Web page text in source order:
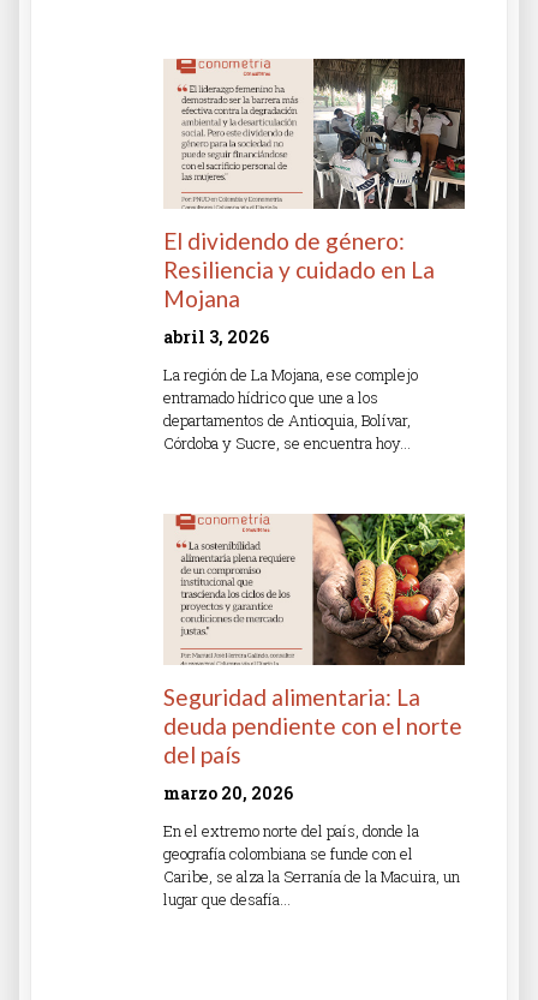
El dividendo de género:
Resiliencia y cuidado en La
Mojana
abril 3, 2026
La región de La Mojana, ese complejo
entramado hídrico que une a los
departamentos de Antioquia, Bolívar,
Córdoba y Sucre, se encuentra hoy…
Seguridad alimentaria: La
deuda pendiente con el norte
del país
marzo 20, 2026
En el extremo norte del país, donde la
geografía colombiana se funde con el
Caribe, se alza la Serranía de la Macuira, un
lugar que desafía…